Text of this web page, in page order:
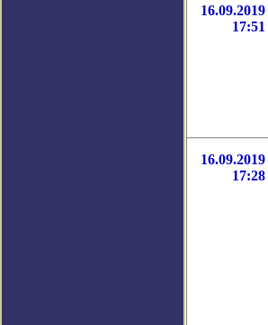
16.09.2019
17:51
16.09.2019
17:28